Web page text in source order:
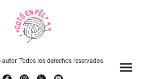
Todos los derechos reservados.